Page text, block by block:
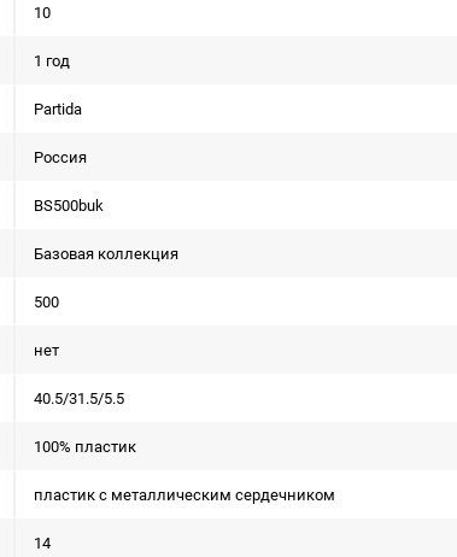
10
1 год
Partida
Россия
BS500buk
Базовая коллекция
500
нет
40.5/31.5/5.5
100% пластик
пластик с металлическим сердечником
14